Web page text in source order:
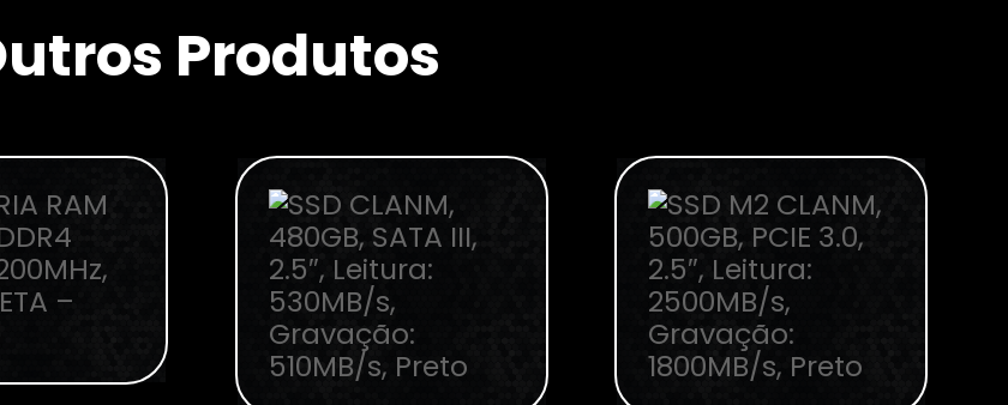
Produtos